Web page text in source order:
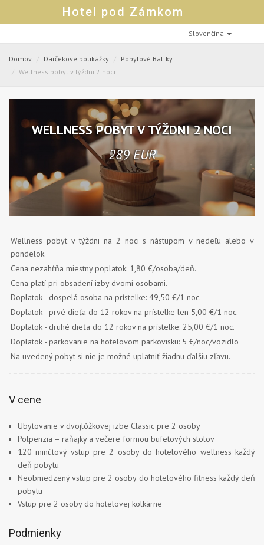
Hotel pod Zámkom
Slovenčina
Domov Darčekové poukážky
Pobytové Balíky
Wellness pobyt v týždni 2 noci
WELLNESS POBYT V TÝŽDNI 2 NOCI
289 EUR
Wellness pobyt v týždni na 2 noci s nástupom v nedeľu alebo v
pondelok.
Cena nezahŕňa miestny poplatok: 1,80 €/osoba/deň.
Cena platí pri obsadení izby dvomi osobami.
Doplatok - dospelá osoba na prístelke: 49,50 €/1 noc.
Doplatok - prvé dieťa do 12 rokov na prístelke len 5,00 €/1 noc.
Doplatok - druhé dieťa do 12 rokov na prístelke: 25,00 €/1 noc.
Doplatok - parkovanie na hotelovom parkovisku: 5 €/noc/vozidlo
Na uvedený pobyt si nie je možné uplatniť žiadnu ďalšiu zľavu.
V cene
Ubytovanie v dvojlôžkovej izbe Classic pre 2 osoby
Polpenzia – raňajky a večere formou bufetových stolov
120 minútový vstup pre 2 osoby do hotelového wellness každý
deň pobytu
Neobmedzený vstup pre 2 osoby do hotelového fitness každý deň
pobytu
Vstup pre 2 osoby do hotelovej kolkárne
Podmienky